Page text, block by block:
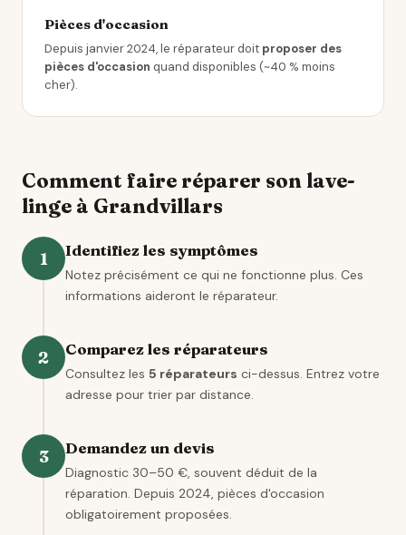
Pièces d'occasion
Depuis janvier 2024, le réparateur doit proposer des
pièces d'occasion quand disponibles (~40 % moins
cher).
Comment faire réparer son lave-
linge à Grandvillars
1 Identifiez les symptômes
Notez précisément ce qui ne fonctionne plus. Ces
informations aideront le réparateur.
2 Comparez les réparateurs
Consultez les 5 réparateurs ci-dessus. Entrez votre
adresse pour trier par distance.
3 Demandez un devis
Diagnostic 30–50 €, souvent déduit de la
réparation. Depuis 2024, pièces d'occasion
obligatoirement proposées.